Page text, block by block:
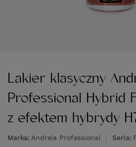
Lakier klasyczny
Professional Hybrid
z efektem hybrydy
Marka Andreia Professional Seria